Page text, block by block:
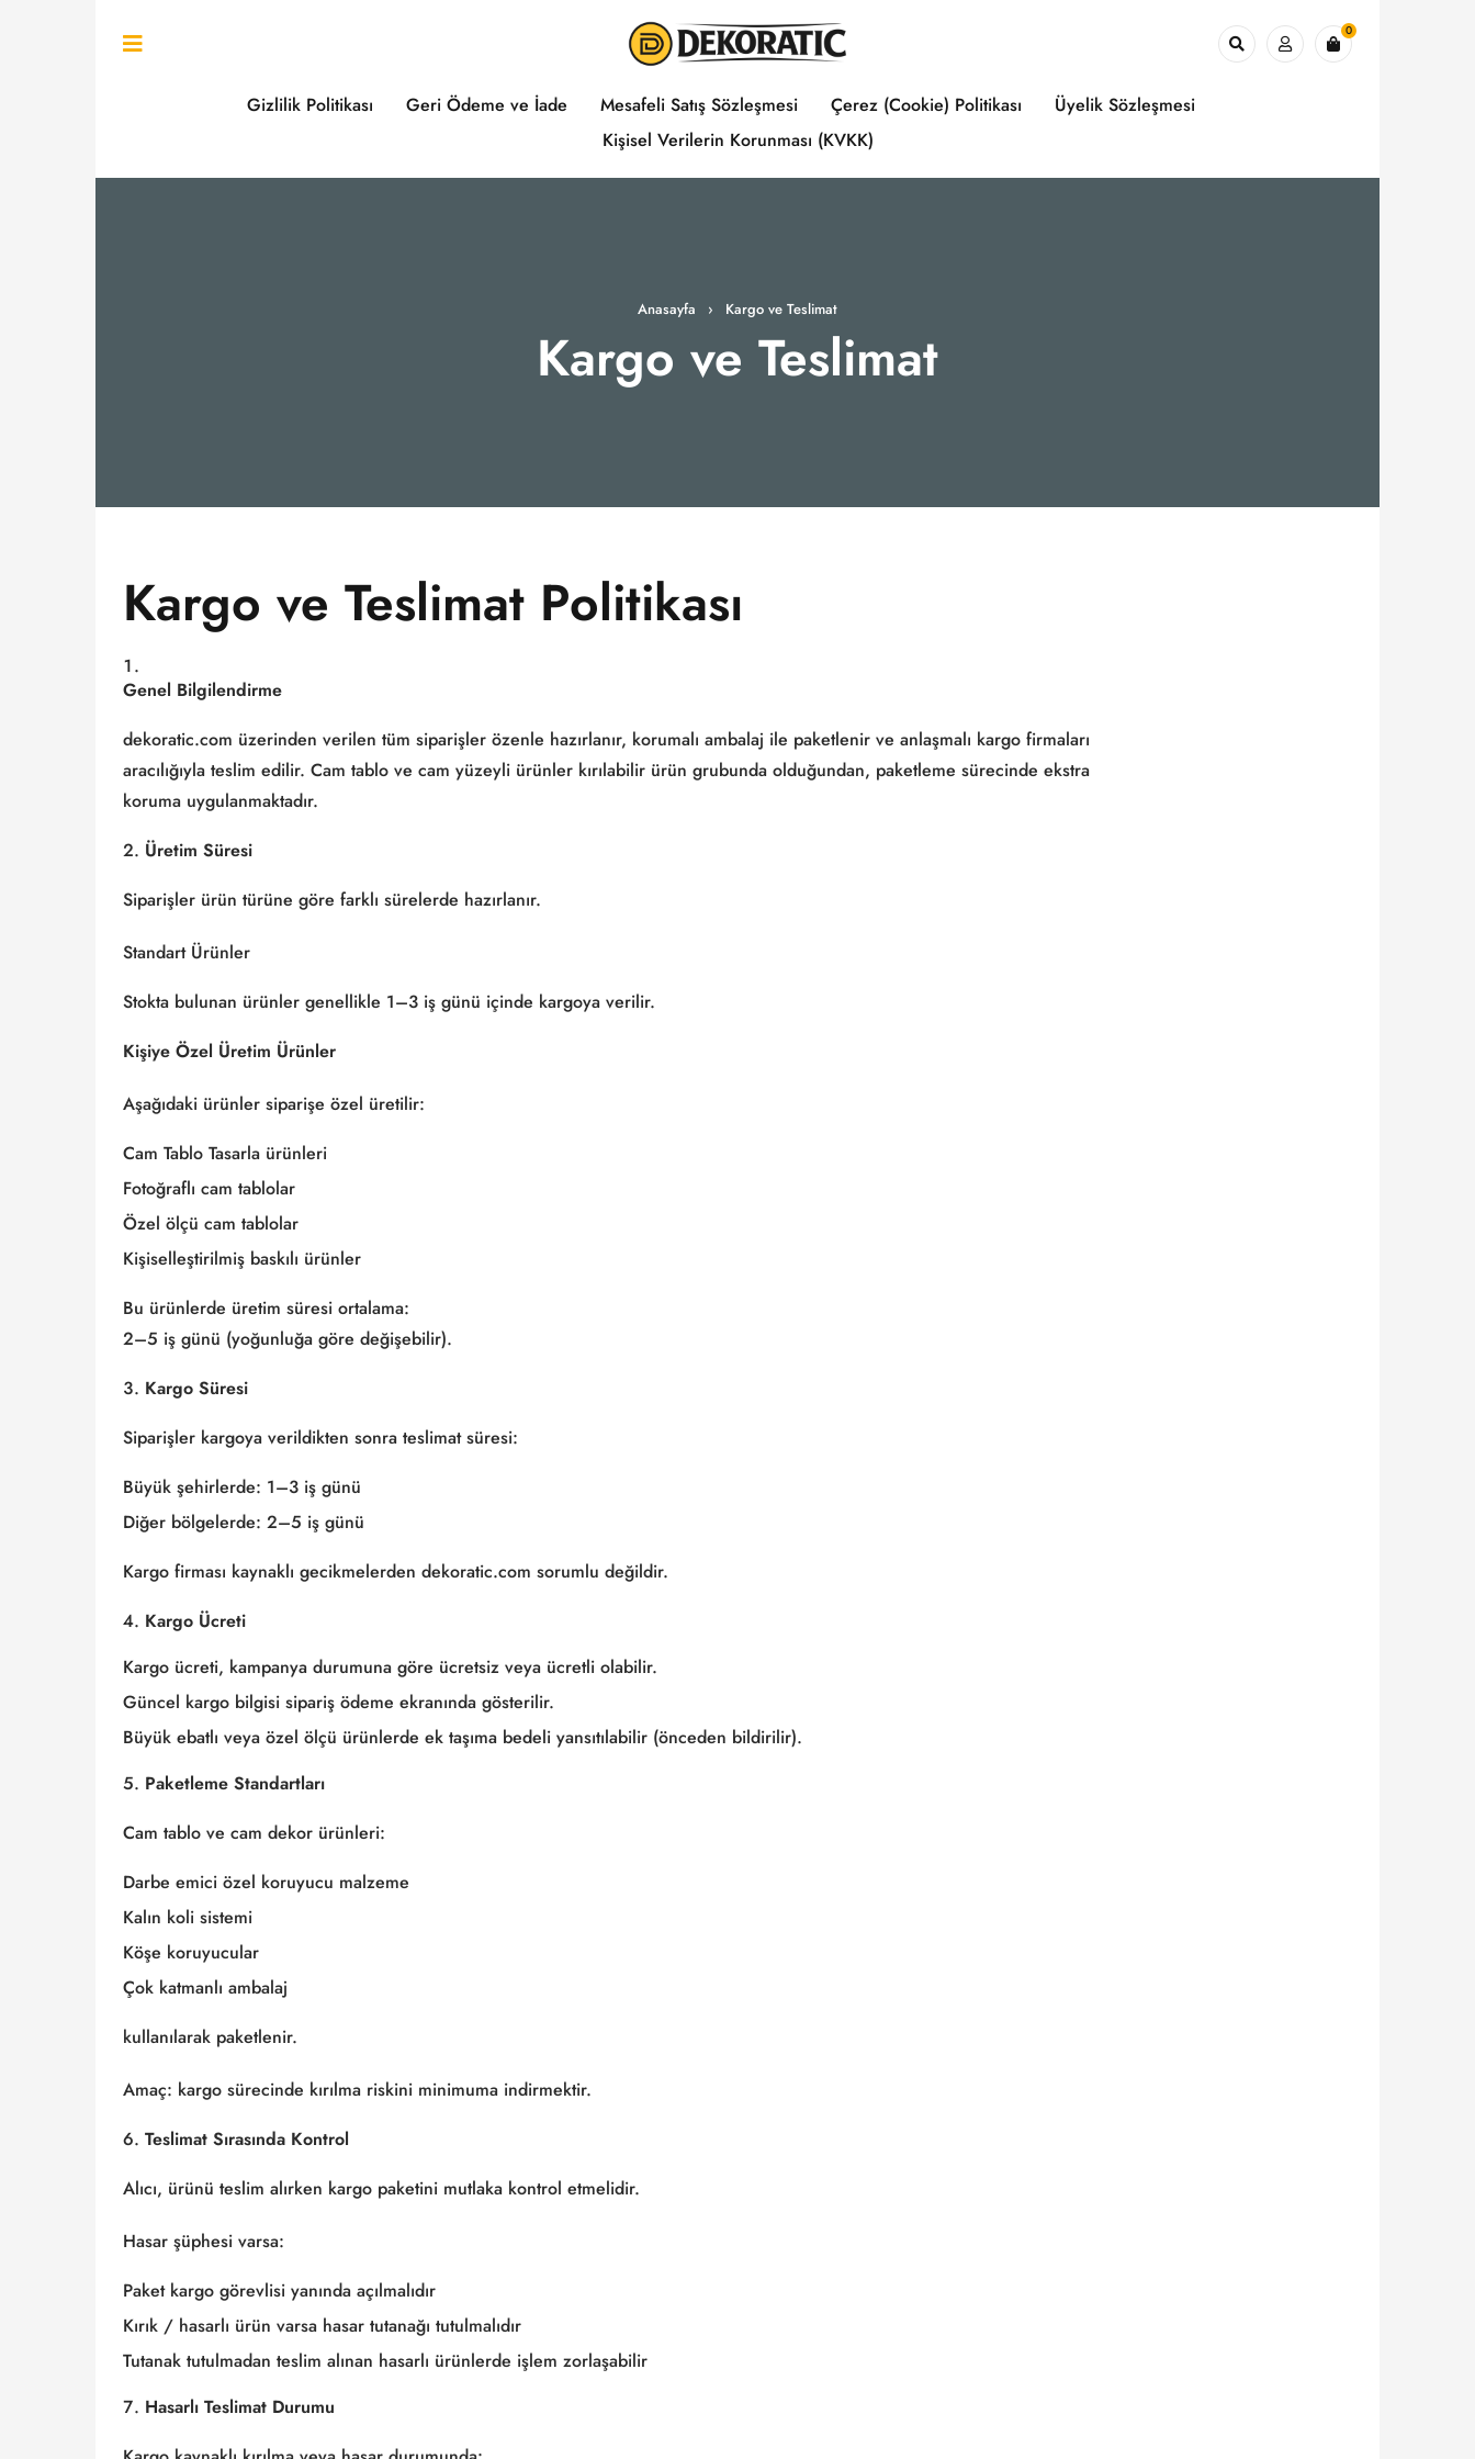
0
Gizlilik Politikası Geri Ödeme ve İade Mesafeli Satış Sözleşmesi Çerez (Cookie) Politikası
Üyelik Sözleşmesi
Kişisel Verilerin Korunması (KVKK)
Anasayfa › Kargo ve Teslimat
Kargo ve Teslimat
Kargo ve Teslimat Politikası
Genel Bilgilendirme
dekoratic.com üzerinden verilen tüm siparişler özenle hazırlanır, korumalı ambalaj ile paketlenir ve anlaşmalı kargo firmaları
aracılığıyla teslim edilir. Cam tablo ve cam yüzeyli ürünler kırılabilir ürün grubunda olduğundan, paketleme sürecinde ekstra
koruma uygulanmaktadır.
Üretim Süresi
Siparişler ürün türüne göre farklı sürelerde hazırlanır.
Standart Ürünler
Stokta bulunan ürünler genellikle 1–3 iş günü içinde kargoya verilir.
Kişiye Özel Üretim Ürünler
Aşağıdaki ürünler siparişe özel üretilir:
Cam Tablo Tasarla ürünleri
Fotoğraflı cam tablolar
Özel ölçü cam tablolar
Kişiselleştirilmiş baskılı ürünler
Bu ürünlerde üretim süresi ortalama:
2–5 iş günü (yoğunluğa göre değişebilir).
Kargo Süresi
Siparişler kargoya verildikten sonra teslimat süresi:
Büyük şehirlerde: 1–3 iş günü
Diğer bölgelerde: 2–5 iş günü
Kargo firması kaynaklı gecikmelerden dekoratic.com sorumlu değildir.
Kargo Ücreti
Kargo ücreti, kampanya durumuna göre ücretsiz veya ücretli olabilir.
Güncel kargo bilgisi sipariş ödeme ekranında gösterilir.
Büyük ebatlı veya özel ölçü ürünlerde ek taşıma bedeli yansıtılabilir (önceden bildirilir).
Paketleme Standartları
Cam tablo ve cam dekor ürünleri:
Darbe emici özel koruyucu malzeme
Kalın koli sistemi
Köşe koruyucular
Çok katmanlı ambalaj
kullanılarak paketlenir.
Amaç: kargo sürecinde kırılma riskini minimuma indirmektir.
Teslimat Sırasında Kontrol
Alıcı, ürünü teslim alırken kargo paketini mutlaka kontrol etmelidir.
Hasar şüphesi varsa:
Paket kargo görevlisi yanında açılmalıdır
Kırık / hasarlı ürün varsa hasar tutanağı tutulmalıdır
Tutanak tutulmadan teslim alınan hasarlı ürünlerde işlem zorlaşabilir
Hasarlı Teslimat Durumu